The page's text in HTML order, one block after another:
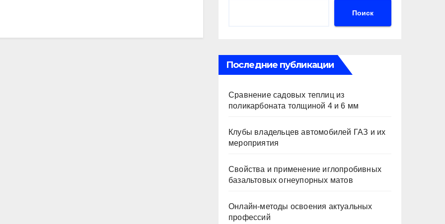
Поиск
Последние публикации
Сравнение садовых теплиц из
поликарбоната толщиной 4 и 6 мм
Клубы владельцев автомобилей ГАЗ и их
мероприятия
Свойства и применение иглопробивных
базальтовых огнеупорных матов
Онлайн-методы освоения актуальных
профессий